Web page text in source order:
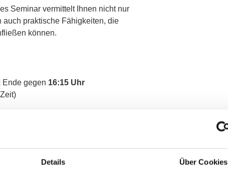
Details Über Cookies
Seminar vermittelt Ihnen nicht nur
praktische Fähigkeiten, die
können.
gegen 16:15 Uhr